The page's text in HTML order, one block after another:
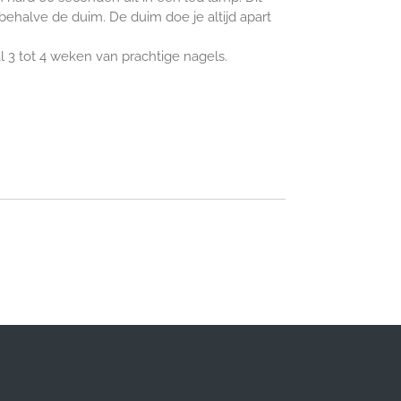
de duim. De duim doe je altijd apart
3 tot 4 weken van prachtige nagels.